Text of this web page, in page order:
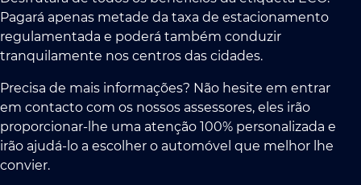
Pagará apenas metade da taxa de estacionamento
regulamentada e poderá também conduzir
tranquilamente nos centros das cidades.
Precisa de mais informações? Não hesite em entrar
em contacto com os nossos assessores, eles irão
proporcionar-lhe uma atenção 100% personalizada e
irão ajudá-lo a escolher o automóvel que melhor lhe
convier.